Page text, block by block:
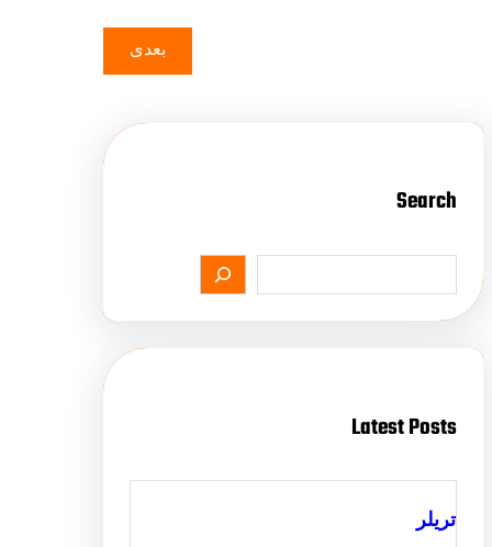
بعدی
Search
Latest Posts
تریلر